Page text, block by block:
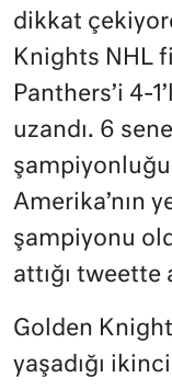
dikkat
Knights NHL
Panthers’i 4-
uzandı. 6
Amerika’nın
şampiyonu
attığı tweette
Golden
yaşadığı